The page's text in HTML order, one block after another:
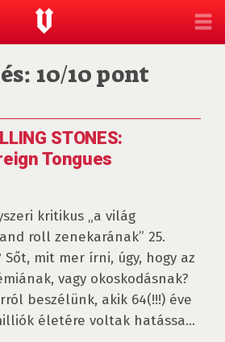
10/10 pont
STONES:
Tongues
kritikus „a világ
roll zenekarának” 25.
mit mer írni, úgy, hogy az
vagy okoskodásnak?
beszélünk, akik 64(!!!) éve
életére voltak hatássa...